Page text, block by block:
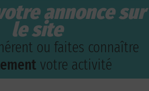
annonce sur
le site
ou faites connaître
votre activité